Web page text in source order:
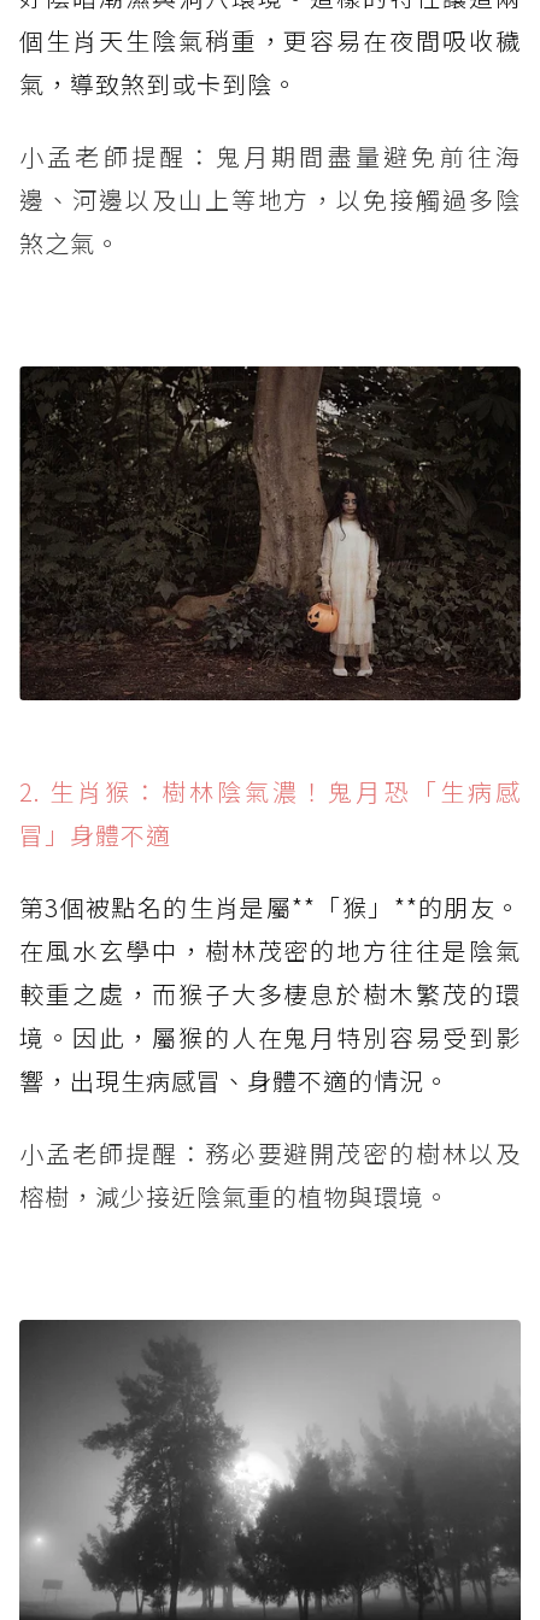
個生肖天生陰氣稍重，更容易在夜間吸收穢
氣，導致煞到或卡到陰。
小孟老師提醒：鬼月期間盡量避免前往海
邊、河邊以及山上等地方，以免接觸過多陰
煞之氣。
2. 生肖猴：樹林陰氣濃！鬼月恐「生病感
冒」身體不適
第3個被點名的生肖是屬**「猴」**的朋友。
在風水玄學中，樹林茂密的地方往往是陰氣
較重之處，而猴子大多棲息於樹木繁茂的環
境。因此，屬猴的人在鬼月特別容易受到影
響，出現生病感冒、身體不適的情況。
小孟老師提醒：務必要避開茂密的樹林以及
榕樹，減少接近陰氣重的植物與環境。